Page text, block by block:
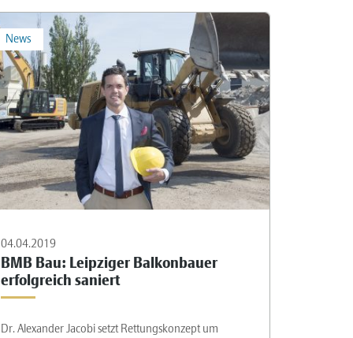
News
04.04.2019
BMB Bau: Leipziger Balkonbauer
erfolgreich saniert
Dr. Alexander Jacobi setzt Rettungskonzept um